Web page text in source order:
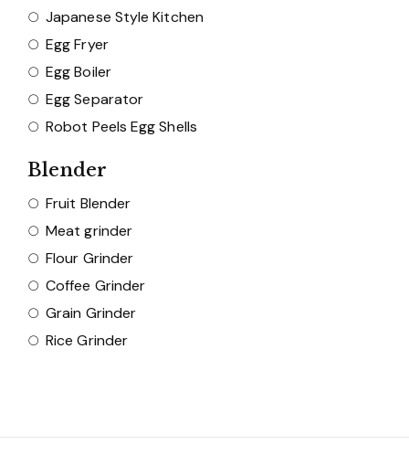
Japanese Style Kitchen
Egg Fryer
Egg Boiler
Egg Separator
Robot Peels Egg Shells
Blender
Fruit Blender
Meat grinder
Flour Grinder
Coffee Grinder
Grain Grinder
Rice Grinder